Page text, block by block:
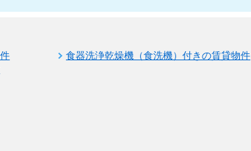
食器洗浄乾燥機（食洗機）付きの賃貸物件